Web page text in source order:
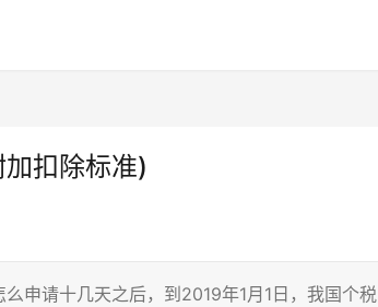
扣除标准)
申请十几天之后，到2019年1月1日，我国个税